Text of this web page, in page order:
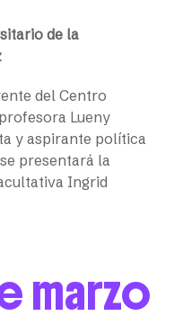
de la
del Centro
Lueny
y aspirante política
presentará la
Ingrid
marzo